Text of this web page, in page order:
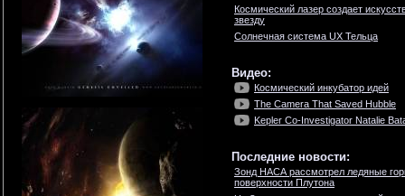
Космический лазер создает
звезду
Солнечная система UX Тельца
Видео:
Космический инкубатор идей
The Camera That Saved Hubble
Kepler Co-Investigator Natalie
Последние новости:
Зонд НАСА рассмотрел ледяные
поверхности Плутона